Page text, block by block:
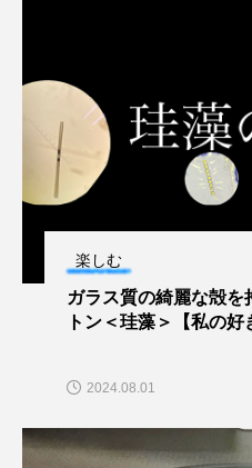
プライドフィッシュ
ヘラヤガラ ベタ
ホウネンエビ ホウボウ
ホテイウオ ホネガイ
マアジ
マス マダイ マ
楽しむ
ガラス質の綺麗な殻を
トン＜珪藻＞【私の好
2024.08.01